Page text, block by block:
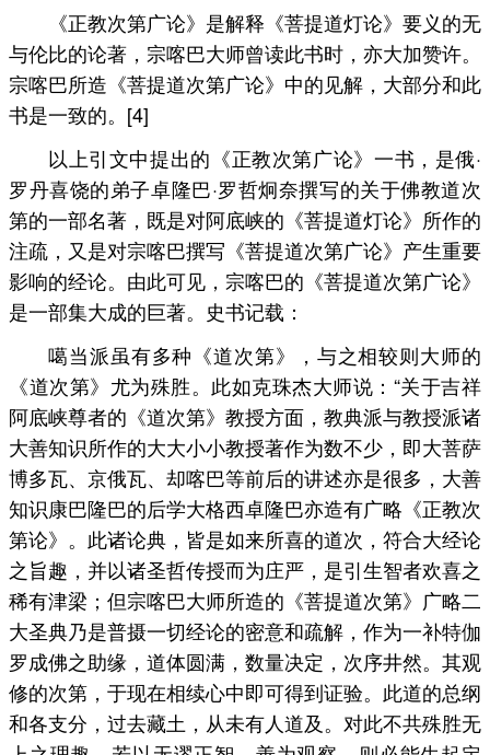
《正教次第广论》是解释《菩提道灯论》要义的无
与伦比的论著，宗喀巴大师曾读此书时，亦大加赞许。
宗喀巴所造《菩提道次第广论》中的见解，大部分和此
书是一致的。[4]
以上引文中提出的《正教次第广论》一书，是俄·
罗丹喜饶的弟子卓隆巴·罗哲炯奈撰写的关于佛教道次
第的一部名著，既是对阿底峡的《菩提道灯论》所作的
注疏，又是对宗喀巴撰写《菩提道次第广论》产生重要
影响的经论。由此可见，宗喀巴的《菩提道次第广论》
是一部集大成的巨著。史书记载：
噶当派虽有多种《道次第》，与之相较则大师的
《道次第》尤为殊胜。此如克珠杰大师说：“关于吉祥
阿底峡尊者的《道次第》教授方面，教典派与教授派诸
大善知识所作的大大小小教授著作为数不少，即大菩萨
博多瓦、京俄瓦、却喀巴等前后的讲述亦是很多，大善
知识康巴隆巴的后学大格西卓隆巴亦造有广略《正教次
第论》。此诸论典，皆是如来所喜的道次，符合大经论
之旨趣，并以诸圣哲传授而为庄严，是引生智者欢喜之
稀有津梁；但宗喀巴大师所造的《菩提道次第》广略二
大圣典乃是普摄一切经论的密意和疏解，作为一补特伽
罗成佛之助缘，道体圆满，数量决定，次序井然。其观
修的次第，于现在相续心中即可得到证验。此道的总纲
和各支分，过去藏土，从未有人道及。对此不共殊胜无